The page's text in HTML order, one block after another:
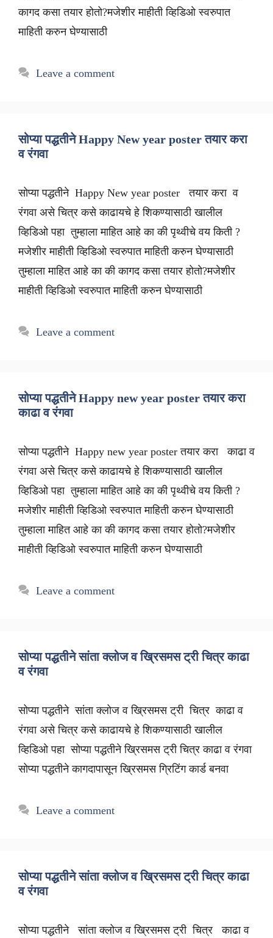
कागद कसा तयार होतो?मजेशीर माहीती व्हिडिओ स्वरुपात
माहिती करुन घेण्यासाठी
Leave a comment
सोप्या पद्धतीने Happy New year poster तयार करा
व रंगवा
सोप्या पद्धतीने Happy New year poster तयार करा व
रंगवा असे चित्र कसे काढायचे हे शिकण्यासाठी खालील
व्हिडिओ पहा तुम्हाला माहित आहे का की पृथ्वीचे वय किती ?
मजेशीर माहीती व्हिडिओ स्वरुपात माहिती करुन घेण्यासाठी
तुम्हाला माहित आहे का की कागद कसा तयार होतो?मजेशीर
माहीती व्हिडिओ स्वरुपात माहिती करुन घेण्यासाठी
Leave a comment
सोप्या पद्धतीने Happy new year poster तयार करा
काढा व रंगवा
सोप्या पद्धतीने Happy new year poster तयार करा काढा व
रंगवा असे चित्र कसे काढायचे हे शिकण्यासाठी खालील
व्हिडिओ पहा तुम्हाला माहित आहे का की पृथ्वीचे वय किती ?
मजेशीर माहीती व्हिडिओ स्वरुपात माहिती करुन घेण्यासाठी
तुम्हाला माहित आहे का की कागद कसा तयार होतो?मजेशीर
माहीती व्हिडिओ स्वरुपात माहिती करुन घेण्यासाठी
Leave a comment
सोप्या पद्धतीने सांता क्लोज व ख्रिसमस ट्री चित्र काढा
व रंगवा
सोप्या पद्धतीने सांता क्लोज व ख्रिसमस ट्री चित्र काढा व
रंगवा असे चित्र कसे काढायचे हे शिकण्यासाठी खालील
व्हिडिओ पहा सोप्या पद्धतीने ख्रिसमस ट्री चित्र काढा व रंगवा
सोप्या पद्धतीने कागदापासून ख्रिसमस ग्रिटिंग कार्ड बनवा
Leave a comment
सोप्या पद्धतीने सांता क्लोज व ख्रिसमस ट्री चित्र काढा
व रंगवा
सोप्या पद्धतीने सांता क्लोज व ख्रिसमस ट्री चित्र काढा व